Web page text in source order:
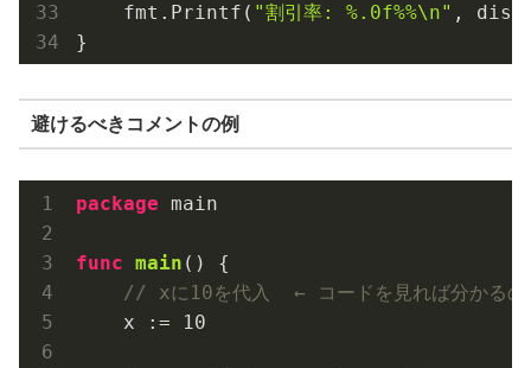
    fmt.Printf(
"割引率: %.0f%%\n" ,
避けるべきコメントの例
package main
func main ()
{
// xに10を代入  ← コードを見れば分かるの
    x :=
10